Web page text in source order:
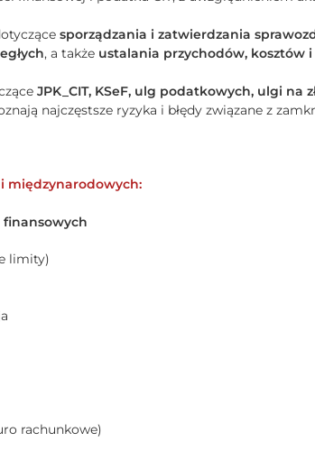
sporządzania i zatwierdzania
, a także ustalania przychodów, kosztów
JPK_CIT, KSeF, ulg podatkowych, ulgi na
najczęstsze ryzyka i błędy związane z
międzynarodowych:
finansowych
limity)
rachunkowe)